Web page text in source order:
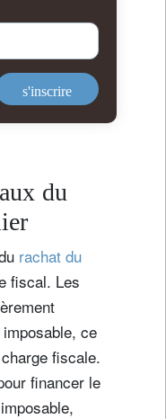
s'inscrire
du
rachat du
fiscal. Les
ce
fiscale.
financer le